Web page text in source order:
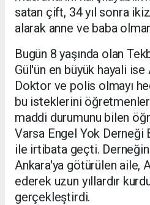
satan çift, 34 yıl sonra ikiz
alarak anne ve baba
Bugün 8 yaşında olan
Gül'ün en büyük hayali
Doktor ve polis olmayı
bu isteklerini
maddi durumunu bilen
Varsa Engel Yok Derneği
ile irtibata geçti.
Ankara'ya götürülen aile,
ederek uzun yıllardır
gerçekleştirdi.